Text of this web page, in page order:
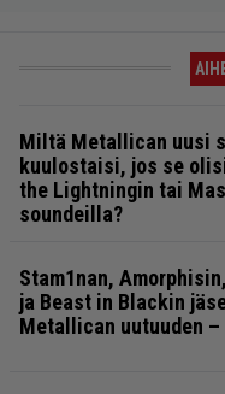
Miltä Metallican uusi
kuulostaisi, jos se
the Lightningin tai
soundeilla?
Stam1nan,
ja Beast in Blackin
Metallican uutuuden